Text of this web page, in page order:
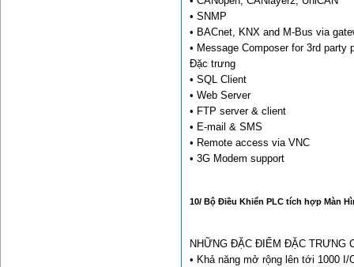
• SNMP
• BACnet, KNX and M-Bus via
• Message Composer for 3rd party
Đặc trưng
• SQL Client
• Web Server
• FTP server & client
• E-mail & SMS
• Remote access via VNC
• 3G Modem support
10/ Bộ Điều Khiển PLC tích hợp Màn
NHỮNG ĐẶC ĐIỂM ĐẶC TRƯNG
• Khả năng mở rộng lên tới 1000 I/